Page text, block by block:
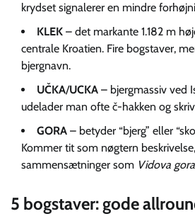
krydset signalerer en mindre
KLEK – det markante 1.182 m
centrale Kroatien. Fire bogstaver,
bjergnavn.
UČKA/UCKA – bjergmassiv ved
udelader man ofte č-hakken og
GORA – betyder “bjerg” eller
Kommer tit som nøgtern
sammensætninger som Vidova gora
5 bogstaver: gode